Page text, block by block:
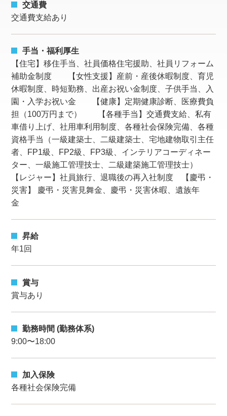
交通費
交通費支給あり
手当・福利厚生
【住宅】移住手当、社員価格住宅援助、社員リフォーム
補助金制度 【女性支援】産前・産後休暇制度、育児
休暇制度、時短勤務、出産お祝い金制度、子供手当、入
園・入学お祝い金 【健康】定期健康診断、医療費負
担（100万円まで） 【各種手当】交通費支給、私有
車借り上げ、社用車利用制度、各種社会保険完備、各種
資格手当（一級建築士、二級建築士、宅地建物取引主任
者、FP1級、FP2級、FP3級、インテリアコーディネー
ター、一級施工管理技士、二級建築施工管理技士）
【レジャー】社員旅行、退職後の再入社制度 【慶弔・
災害】 慶弔・災害見舞金、慶弔・災害休暇、遺族年
金
昇給
年1回
賞与
賞与あり
勤務時間 (勤務体系)
9:00〜18:00
加入保険
各種社会保険完備